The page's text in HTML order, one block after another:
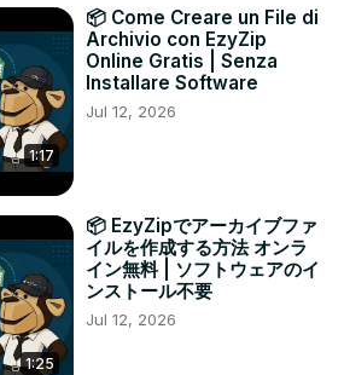
1:17
📦 Come Creare un File di
Archivio con EzyZip
Online Gratis | Senza
Installare Software
Jul 12, 2026
1:25
📦 EzyZipでアーカイブファ
イルを作成する方法 オンラ
イン無料 | ソフトウェアのイ
ンストール不要
Jul 12, 2026